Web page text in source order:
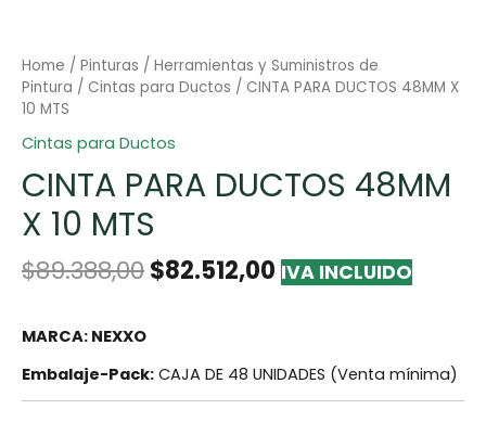
Home / Pinturas / Herramientas y Suministros de
Pintura / Cintas para Ductos / CINTA PARA DUCTOS 48MM X
10 MTS
Cintas para Ductos
CINTA PARA DUCTOS 48MM
X 10 MTS
$89.388,00$82.512,00 IVA INCLUIDO
MARCA: NEXXO
Embalaje-Pack: CAJA DE 48 UNIDADES (Venta mínima)